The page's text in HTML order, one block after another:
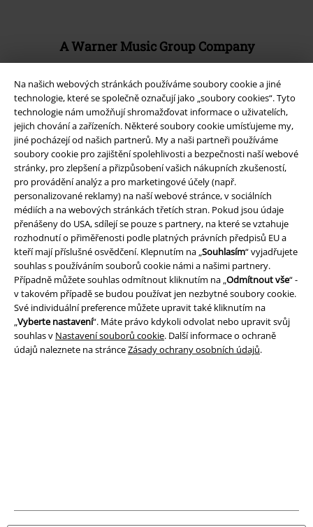
Na našich webových stránkách používáme soubory cookie a jiné
technologie, které se společně označují jako „soubory cookies“. Tyto
technologie nám umožňují shromažďovat informace o uživatelích,
jejich chování a zařízeních. Některé soubory cookie umísťujeme my,
jiné pocházejí od našich partnerů. My a naši partneři používáme
soubory cookie pro zajištění spolehlivosti a bezpečnosti naší webové
stránky, pro zlepšení a přizpůsobení vašich nákupních zkušeností,
pro provádění analýz a pro marketingové účely (např.
personalizované reklamy) na naší webové stránce, v sociálních
médiích a na webových stránkách třetích stran. Pokud jsou údaje
přenášeny do USA, sdílejí se pouze s partnery, na které se vztahuje
rozhodnutí o přiměřenosti podle platných právních předpisů EU a
kteří mají příslušné osvědčení. Klepnutím na „Souhlasím“ vyjadřujete
souhlas s používáním souborů cookie námi a našimi partnery.
Případně můžete souhlas odmítnout kliknutím na „Odmítnout vše“ -
v takovém případě se budou používat jen nezbytné soubory cookie.
Své individuální preference můžete upravit také kliknutím na
„Vyberte nastavení“. Máte právo kdykoli odvolat nebo upravit svůj
souhlas v Nastavení souborů cookie. Další informace o ochraně
údajů naleznete na stránceZásady ochrany osobních údajů.
A Warner Music Group Company
Právní informace
Podmínky
Prohlášení
Ochrana osobních údajů